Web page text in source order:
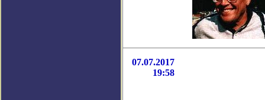
07.07.2017
19:58